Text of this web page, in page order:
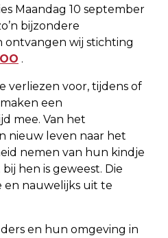
Maandag 10 september
bijzondere
ontvangen wij stichting
.
verliezen voor, tijdens of
een
mee. Van het
nieuw leven naar het
nemen van hun kindje
hen is geweest. Die
en nauwelijks uit te
en hun omgeving in